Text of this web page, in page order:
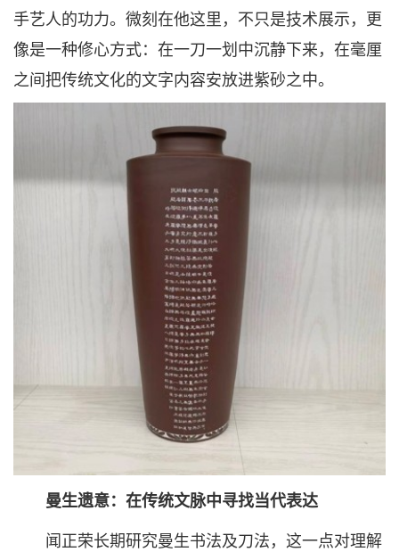
手艺人的功力。微刻在他这里，不只是技术展示，更
像是一种修心方式：在一刀一划中沉静下来，在毫厘
之间把传统文化的文字内容安放进紫砂之中。
曼生遗意：在传统文脉中寻找当代表达
闻正荣长期研究曼生书法及刀法，这一点对理解